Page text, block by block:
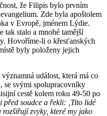
že Filipis bylo prvním
Zde byla apoštolem
v Evropě, jménem Lýdie.
tak stalo a mnohé tamější
Hovoříme-li o křesťanských
byly položeny jejich
událost, která má co
se svými spolupracovníky
cestě kolem roku 49-50 po
před soudce a řekli: ‚Tito lidé
zvyky, které my jako